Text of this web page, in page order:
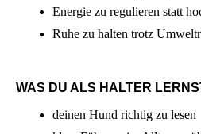
Energie zu regulieren statt
Ruhe zu halten trotz
WAS DU ALS HALTER
deinen Hund richtig zu lesen